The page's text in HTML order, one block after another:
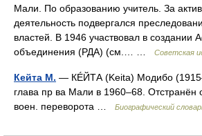
Мали. По образованию учитель. За
деятельность подвергался
властей. В 1946 участвовал в создании
объединения (РДА) (см.… …
Советская
Кейта М. — КÉЙТА (Keita) Модибо
глава пр ва Мали в 1960–68. Отстранён
воен. переворота …
Биографический